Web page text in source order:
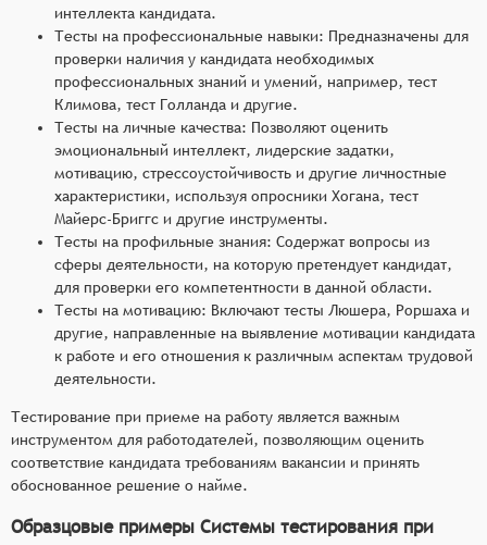
интеллекта кандидата.
Тесты на профессиональные навыки: Предназначены для
проверки наличия у кандидата необходимых
профессиональных знаний и умений, например, тест
Климова, тест Голланда и другие.
Тесты на личные качества: Позволяют оценить
эмоциональный интеллект, лидерские задатки,
мотивацию, стрессоустойчивость и другие личностные
характеристики, используя опросники Хогана, тест
Майерс-Бриггс и другие инструменты.
Тесты на профильные знания: Содержат вопросы из
сферы деятельности, на которую претендует кандидат,
для проверки его компетентности в данной области.
Тесты на мотивацию: Включают тесты Люшера, Роршаха и
другие, направленные на выявление мотивации кандидата
к работе и его отношения к различным аспектам трудовой
деятельности.
Тестирование при приеме на работу является важным
инструментом для работодателей, позволяющим оценить
соответствие кандидата требованиям вакансии и принять
обоснованное решение о найме.
Образцовые примеры Системы тестирования при